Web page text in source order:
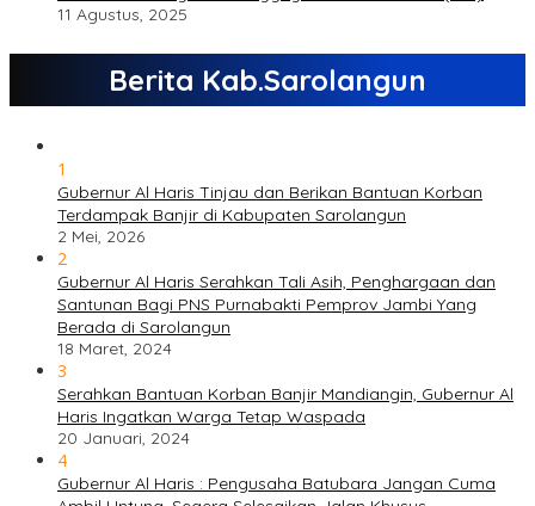
11 Agustus, 2025
Berita Kab.Sarolangun
1
Gubernur Al Haris Tinjau dan Berikan Bantuan Korban
Terdampak Banjir di Kabupaten Sarolangun
2 Mei, 2026
2
Gubernur Al Haris Serahkan Tali Asih, Penghargaan dan
Santunan Bagi PNS Purnabakti Pemprov Jambi Yang
Berada di Sarolangun
18 Maret, 2024
3
Serahkan Bantuan Korban Banjir Mandiangin, Gubernur Al
Haris Ingatkan Warga Tetap Waspada
20 Januari, 2024
4
Gubernur Al Haris : Pengusaha Batubara Jangan Cuma